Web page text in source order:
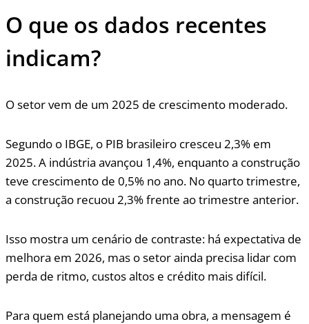
O que os dados recentes
indicam?
O setor vem de um 2025 de crescimento moderado.
Segundo o IBGE, o PIB brasileiro cresceu 2,3% em
2025. A indústria avançou 1,4%, enquanto a construção
teve crescimento de 0,5% no ano. No quarto trimestre,
a construção recuou 2,3% frente ao trimestre anterior.
Isso mostra um cenário de contraste: há expectativa de
melhora em 2026, mas o setor ainda precisa lidar com
perda de ritmo, custos altos e crédito mais difícil.
Para quem está planejando uma obra, a mensagem é